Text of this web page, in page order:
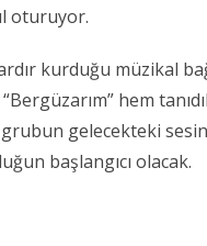
oturuyor.
kurduğu müzikal
hem
gelecekteki
başlangıcı olacak.